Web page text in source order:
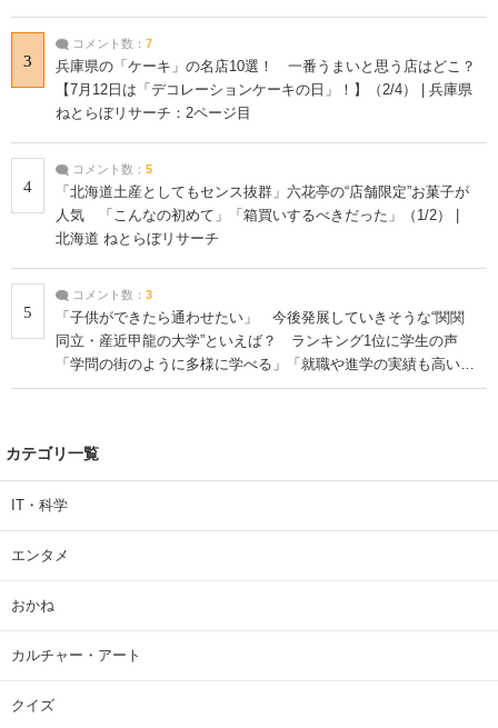
3
コメント数： 7
兵庫県の「ケーキ」の名店10選！ 一番うまいと思う店はどこ？
【7月12日は「デコレーションケーキの日」！】（2/4） | 兵庫県
ねとらぼリサーチ：2ページ目
4
コメント数： 5
「北海道土産としてもセンス抜群」六花亭の“店舗限定”お菓子が
人気 「こんなの初めて」「箱買いするべきだった」（1/2） |
北海道 ねとらぼリサーチ
5
コメント数： 3
「子供ができたら通わせたい」 今後発展していきそうな“関関
同立・産近甲龍の大学”といえば？ ランキング1位に学生の声
「学問の街のように多様に学べる」「就職や進学の実績も高い」
| 大学 ねとらぼリサーチ
カテゴリ一覧
IT・科学
エンタメ
おかね
カルチャー・アート
クイズ